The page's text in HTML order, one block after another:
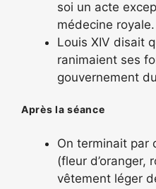
soi un acte
médecine royale.
Louis XIV disait
ranimaient ses
gouvernement
Après la séance
On terminait par
(fleur d’oranger,
vêtement léger